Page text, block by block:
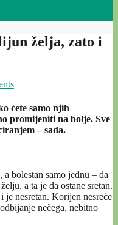
želja, zato i
ćete samo njih
promijeniti na bolje. Sve
– sada.
bolestan samo jednu – da
a ta je da ostane sretan.
nesretan. Korijen nesreće
nečega, nebitno